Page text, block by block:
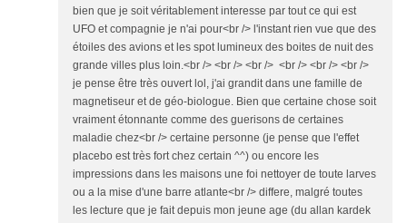
bien que je soit véritablement interesse par tout ce qui est
UFO et compagnie je n'ai pour<br /> l'instant rien vue que des
étoiles des avions et les spot lumineux des boites de nuit des
grande villes plus loin.<br /> <br /> <br /> <br /> <br /> <br />
je pense être très ouvert lol, j'ai grandit dans une famille de
magnetiseur et de géo-biologue. Bien que certaine chose soit
vraiment étonnante comme des guerisons de certaines
maladie chez<br /> certaine personne (je pense que l'effet
placebo est très fort chez certain ^^) ou encore les
impressions dans les maisons une foi nettoyer de toute larves
ou a la mise d'une barre atlante<br /> differe, malgré toutes
les lecture que je fait depuis mon jeune age (du allan kardek